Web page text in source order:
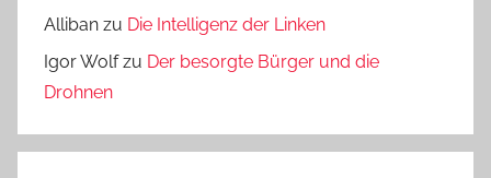
Alliban zu Die Intelligenz der Linken
Igor Wolfzu Der besorgte Bürger und die
Drohnen